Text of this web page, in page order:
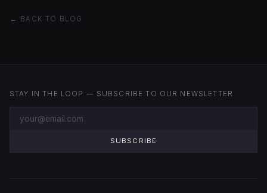
← BACK TO BLOG
STAY IN THE LOOP — SUBSCRIBE TO OUR NEWSLETTER
SUBSCRIBE